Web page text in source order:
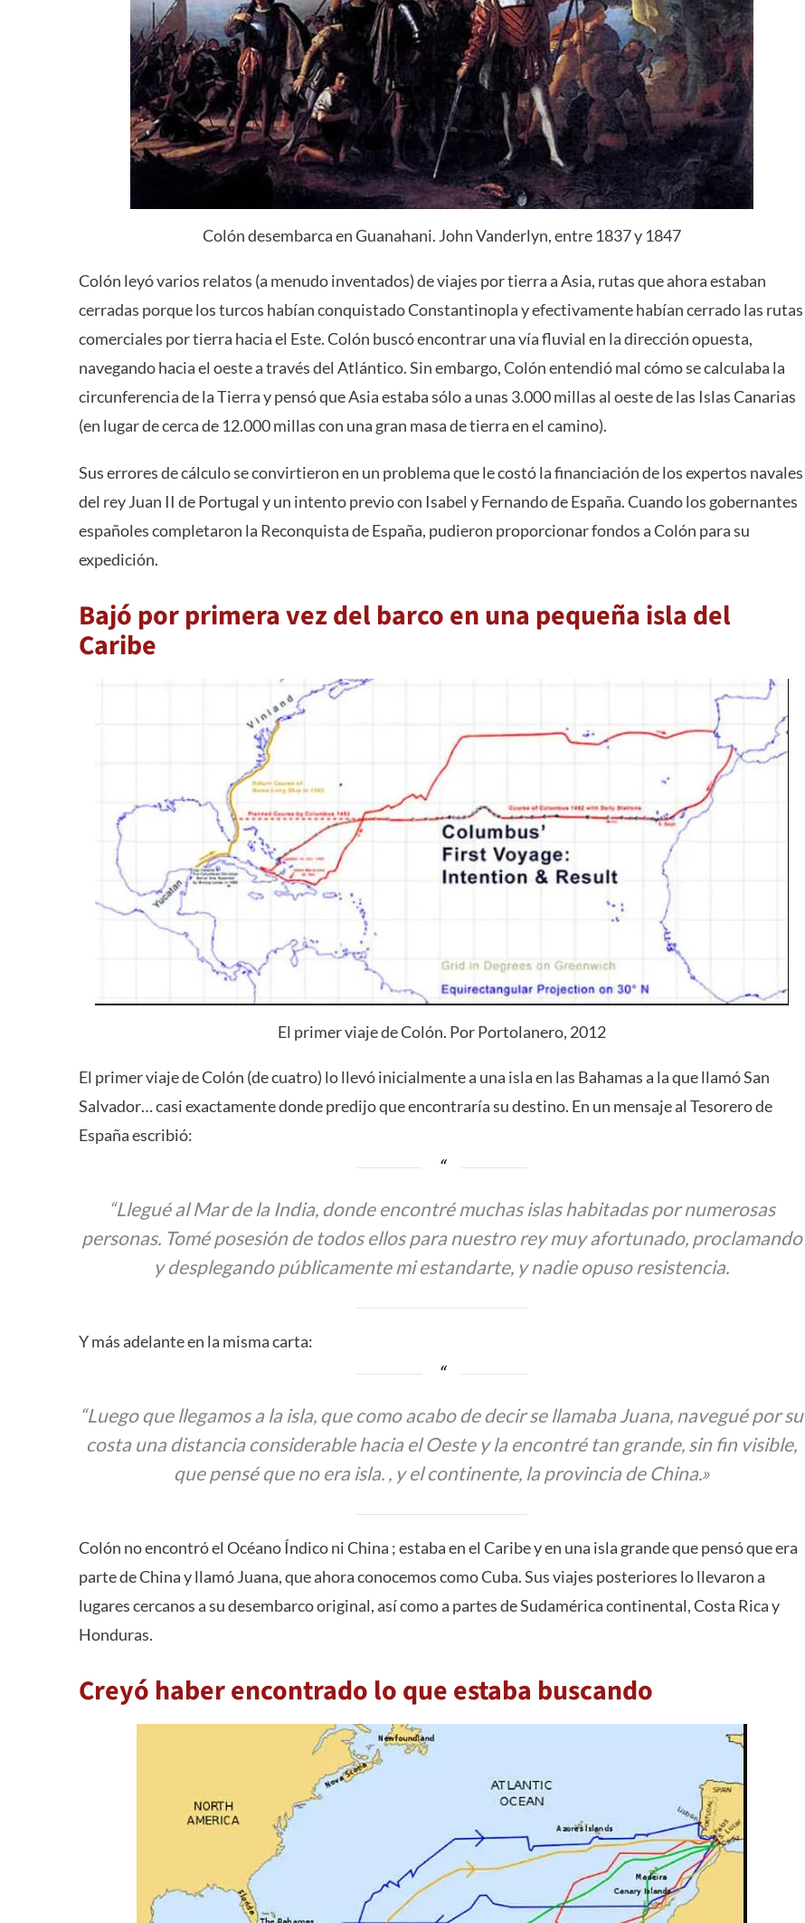
Colón desembarca en Guanahani. John Vanderlyn, entre 1837 y 1847
Colón leyó varios relatos (a menudo inventados) de viajes por tierra a Asia, rutas que ahora estaban
cerradas porque los turcos habían conquistado Constantinopla y efectivamente habían cerrado las rutas
comerciales por tierra hacia el Este. Colón buscó encontrar una vía fluvial en la dirección opuesta,
navegando hacia el oeste a través del Atlántico. Sin embargo, Colón entendió mal cómo se calculaba la
circunferencia de la Tierra y pensó que Asia estaba sólo a unas 3.000 millas al oeste de las Islas Canarias
(en lugar de cerca de 12.000 millas con una gran masa de tierra en el camino).
Sus errores de cálculo se convirtieron en un problema que le costó la financiación de los expertos navales
del rey Juan II de Portugal y un intento previo con Isabel y Fernando de España. Cuando los gobernantes
españoles completaron la Reconquista de España, pudieron proporcionar fondos a Colón para su
expedición.
Bajó por primera vez del barco en una pequeña isla del
Caribe
El primer viaje de Colón. Por Portolanero, 2012
El primer viaje de Colón (de cuatro) lo llevó inicialmente a una isla en las Bahamas a la que llamó San
Salvador… casi exactamente donde predijo que encontraría su destino. En un mensaje al Tesorero de
España escribió:
“Llegué al Mar de la India, donde encontré muchas islas habitadas por numerosas
personas. Tomé posesión de todos ellos para nuestro rey muy afortunado, proclamando
y desplegando públicamente mi estandarte, y nadie opuso resistencia.
Y más adelante en la misma carta:
“Luego que llegamos a la isla, que como acabo de decir se llamaba Juana, navegué por su
costa una distancia considerable hacia el Oeste y la encontré tan grande, sin fin visible,
que pensé que no era isla. , y el continente, la provincia de China.»
Colón no encontró el Océano Índico ni China ; estaba en el Caribe y en una isla grande que pensó que era
parte de China y llamó Juana, que ahora conocemos como Cuba. Sus viajes posteriores lo llevaron a
lugares cercanos a su desembarco original, así como a partes de Sudamérica continental, Costa Rica y
Honduras.
Creyó haber encontrado lo que estaba buscando